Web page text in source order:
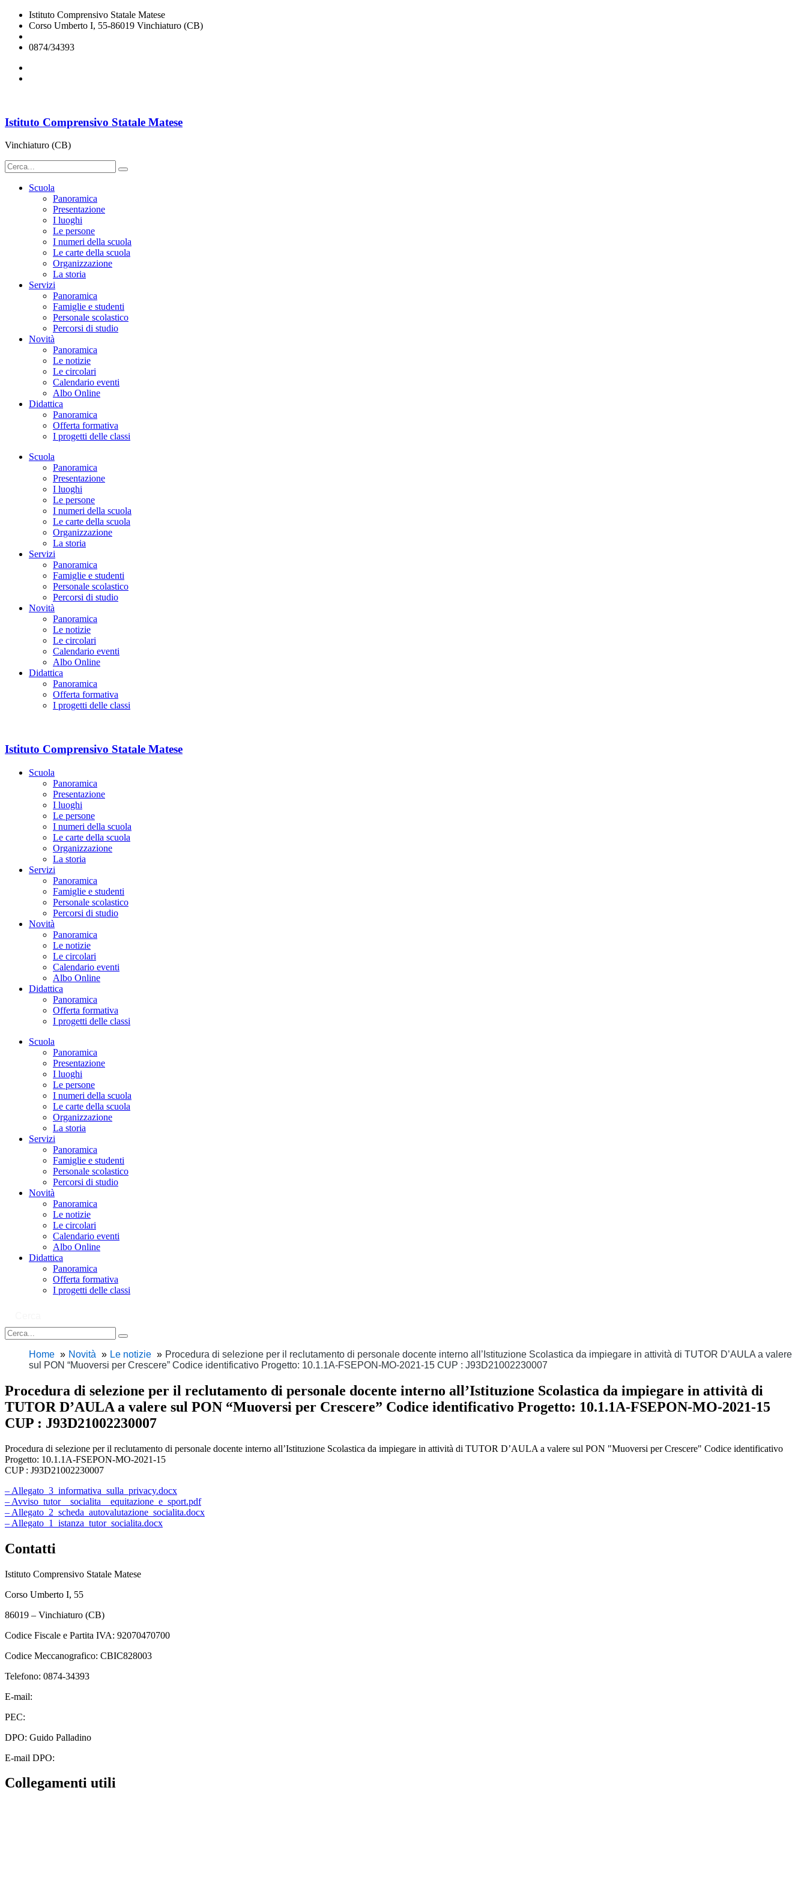
Istituto Comprensivo Statale Matese
Corso Umberto I, 55-86019 Vinchiaturo (CB)
0874/34393
Istituto Comprensivo Statale Matese
Vinchiaturo (CB)
Scuola
Panoramica
Presentazione
I luoghi
Le persone
I numeri della scuola
Le carte della scuola
Organizzazione
La storia
Servizi
Panoramica
Famiglie e studenti
Personale scolastico
Percorsi di studio
Novità
Panoramica
Le notizie
Le circolari
Calendario eventi
Albo Online
Didattica
Panoramica
Offerta formativa
I progetti delle classi
Scuola
Panoramica
Presentazione
I luoghi
Le persone
I numeri della scuola
Le carte della scuola
Organizzazione
La storia
Servizi
Panoramica
Famiglie e studenti
Personale scolastico
Percorsi di studio
Novità
Panoramica
Le notizie
Le circolari
Calendario eventi
Albo Online
Didattica
Panoramica
Offerta formativa
I progetti delle classi
Istituto Comprensivo Statale Matese
Scuola
Panoramica
Presentazione
I luoghi
Le persone
I numeri della scuola
Le carte della scuola
Organizzazione
La storia
Servizi
Panoramica
Famiglie e studenti
Personale scolastico
Percorsi di studio
Novità
Panoramica
Le notizie
Le circolari
Calendario eventi
Albo Online
Didattica
Panoramica
Offerta formativa
I progetti delle classi
Scuola
Panoramica
Presentazione
I luoghi
Le persone
I numeri della scuola
Le carte della scuola
Organizzazione
La storia
Servizi
Panoramica
Famiglie e studenti
Personale scolastico
Percorsi di studio
Novità
Panoramica
Le notizie
Le circolari
Calendario eventi
Albo Online
Didattica
Panoramica
Offerta formativa
I progetti delle classi
Home Novità Le notizie
Procedura di selezione per il reclutamento di personale docente interno all’Istituzione Scolastica da impiegare in attività di TUTOR D’AULA a valere
sul PON “Muoversi per Crescere” Codice identificativo Progetto: 10.1.1A-FSEPON-MO-2021-15 CUP : J93D21002230007
Procedura di selezione per il reclutamento di personale docente interno all’Istituzione Scolastica da impiegare in attività di
TUTOR D’AULA a valere sul PON “Muoversi per Crescere” Codice identificativo Progetto: 10.1.1A-FSEPON-MO-2021-15
CUP : J93D21002230007
Procedura di selezione per il reclutamento di personale docente interno all’Istituzione Scolastica da impiegare in attività di TUTOR D’AULA a valere sul PON "Muoversi per Crescere" Codice identificativo
Progetto: 10.1.1A-FSEPON-MO-2021-15
CUP : J93D21002230007
– Allegato_3_informativa_sulla_privacy.docx
– Avviso_tutor__socialita__equitazione_e_sport.pdf
– Allegato_2_scheda_autovalutazione_socialita.docx
– Allegato_1_istanza_tutor_socialita.docx
Contatti
Istituto Comprensivo Statale Matese
Corso Umberto I, 55
86019 – Vinchiaturo (CB)
Codice Fiscale e Partita IVA: 92070470700
Codice Meccanografico: CBIC828003
Telefono: 0874-34393
E-mail:
PEC:
DPO: Guido Palladino
E-mail DPO:
Collegamenti utili